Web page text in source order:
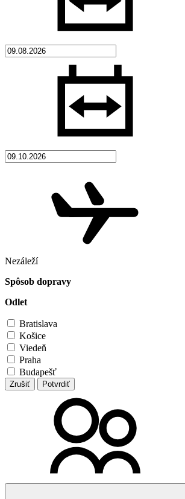
Nezáleží
Spôsob dopravy
Odlet
Bratislava
Košice
Viedeň
Praha
Budapešť
Zrušiť Potvrdiť